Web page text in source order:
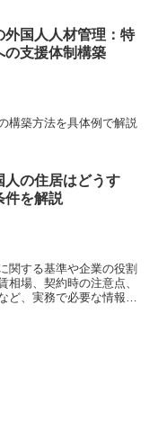
外国人人材管理：特
の支援体制構築
構築方法を具体例で解説
人の住居はどうす
件を解説
関する基準や企業の役割
相場、契約時の注意点、
ど、実務で必要な情報を